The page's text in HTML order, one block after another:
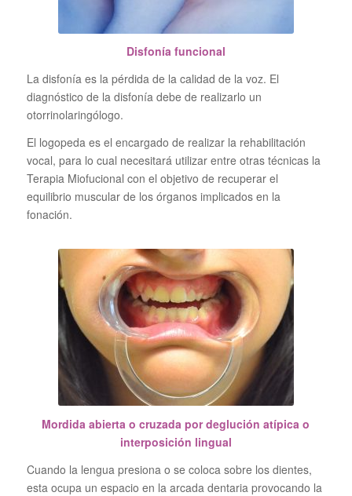
Disfonía funcional
La disfonía es la pérdida de la calidad de la voz. El
diagnóstico de la disfonía debe de realizarlo un
otorrinolaringólogo.
El logopeda es el encargado de realizar la rehabilitación
vocal, para lo cual necesitará utilizar entre otras técnicas la
Terapia Miofucional con el objetivo de recuperar el
equilibrio muscular de los órganos implicados en la
fonación.
Mordida abierta o cruzada por deglución atípica o
interposición lingual
Cuando la lengua presiona o se coloca sobre los dientes,
esta ocupa un espacio en la arcada dentaria provocando la